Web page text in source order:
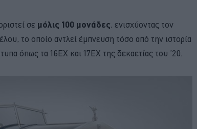
σε μόλις 100 μονάδες, ενισχύοντας τον
το οποίο αντλεί έμπνευση τόσο από την ιστορία
όπως τα 16EX και 17EX της δεκαετίας του ’20.